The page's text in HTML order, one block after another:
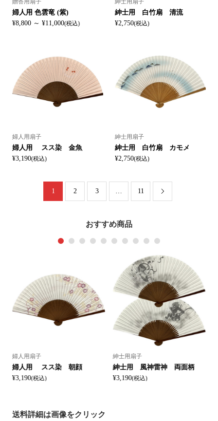
贈答用扇子
婦人用 色雲竜 (紫)
¥8,800 ～ ¥11,000(税込)
紳士用扇子
紳士用 白竹扇 清流
¥2,750(税込)
婦人用扇子
婦人用 スス染 金魚
¥3,190(税込)
紳士用扇子
紳士用 白竹扇 カモメ
¥2,750(税込)
1 2 3 11 
おすすめ商品
婦人用扇子
婦人用 スス染 朝顔
¥3,190(税込)
紳士用扇子
紳士用 風神雷神 両面柄
¥3,190(税込)
1 2 3 4 5 6 7 8 9 10
送料詳細は画像をクリック